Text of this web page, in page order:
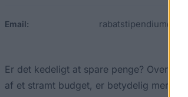
Email:
Er det kedeligt at spare penge?
af et stramt budget, er betydelig mere